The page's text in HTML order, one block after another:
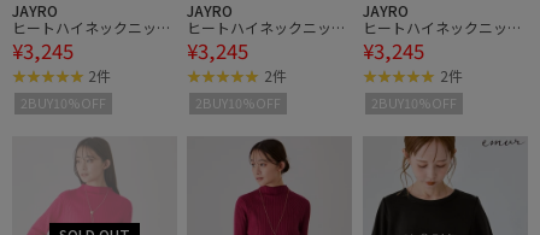
JAYRO
ヒートハイネックニット
プルオーバー
¥3,245
2件
2BUY10%OFF
JAYRO
ヒートハイネックニット
プルオーバー
¥3,245
2件
2BUY10%OFF
JAYRO
ヒートハイネックニット
プルオーバー
¥3,245
2件
2BUY10%OFF